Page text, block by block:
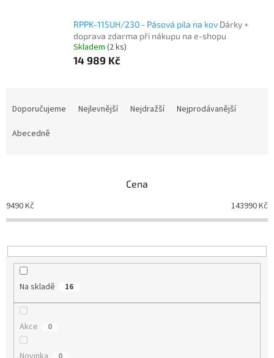
RPPK-115UH/230 - Pásová pila na kov Dárky +
doprava zdarma při nákupu na e-shopu
Skladem (2 ks)
14 989 Kč
o
d
k
t
Doporučujeme Nejlevnější Nejdražší
Nejprodávanější
Abecedně
Cena
9490Kč 143990Kč
Na skladě 16
Akce 0